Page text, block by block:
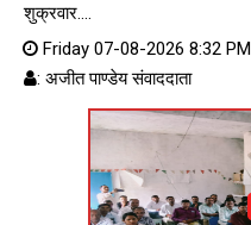
शुक्रवार....
Friday 07-08-2026 8:32 PM
: अजीत पाण्डेय संवाददाता